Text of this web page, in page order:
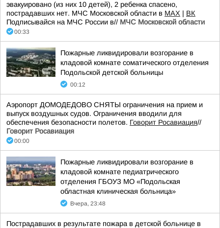
эвакуировано (из них 10 детей), 2 ребенка спасено,
пострадавших нет. МЧС Московской области в MAX | ВК
Подписывайся на МЧС России в// МЧС Московской области
00:33
Пожарные ликвидировали возгорание в
кладовой комнате соматического отделения
Подольской детской больницы
00:12
Аэропорт ДОМОДЕДОВО СНЯТЫ ограничения на прием и
выпуск воздушных судов. Ограничения вводили для
обеспечения безопасности полетов. Говорит Росавиация//
Говорит Росавиация
00:00
Пожарные ликвидировали возгорание в
кладовой комнате педиатрического
отделения ГБОУЗ МО «Подольская
областная клиническая больница»
Вчера, 23:48
Пострадавших в результате пожара в детской больнице в